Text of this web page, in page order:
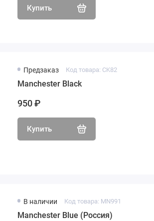
Купить
Предзаказ Код товара: CK82
Manchester Black
950 ₽
Купить
В наличии Код товара: MN991
Manchester Blue (Россия)